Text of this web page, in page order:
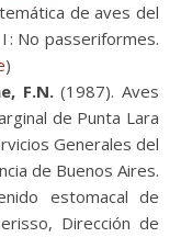
de aves del
: No passeriformes.
)
F.N.(1987). Aves
de Punta Lara
Generales del
de Buenos Aires.
estomacal de
Dirección de